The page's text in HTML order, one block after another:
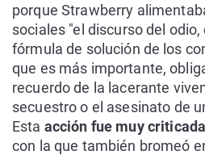
porque Strawberry
sociales "el discurso del
fórmula de solución de los
que es más importante,
recuerdo de la lacerante
secuestro o el asesinato de
Esta acción fue muy
con la que también bromeó